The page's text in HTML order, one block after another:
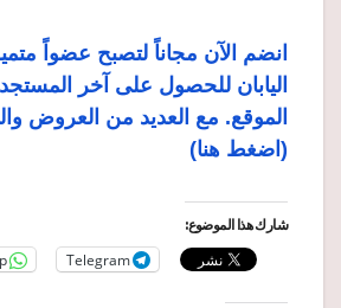
انضم الآن مجاناً لتصبح عضواً
اليابان للحصول على آخر
الموقع. مع العديد من العروض
(اضغط هنا)
شارك هذا الموضوع:
Telegram